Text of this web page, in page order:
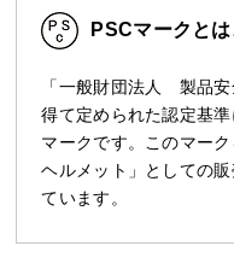
PSCマークと
「一般財団法人 製品
得て定められた認定基
マークです。このマー
ヘルメット」としての
ています。